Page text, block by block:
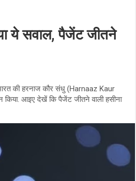
ये सवाल, पैजेंट जीतने
की हरनाज कौर संधु (Harnaaz Kaur
आइए देखें कि पैजेंट जीतने वाली हसीना